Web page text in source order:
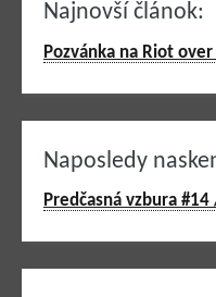
Najnovší článok:
Pozvánka na Riot
Naposledy
Predčasná vzbura